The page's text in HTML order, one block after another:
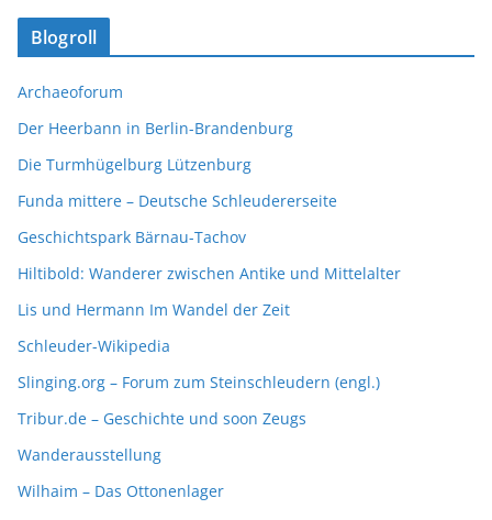
Blogroll
Archaeoforum
Der Heerbann in Berlin-Brandenburg
Die Turmhügelburg Lützenburg
Funda mittere – Deutsche Schleudererseite
Geschichtspark Bärnau-Tachov
Hiltibold: Wanderer zwischen Antike und Mittelalter
Lis und Hermann Im Wandel der Zeit
Schleuder-Wikipedia
Slinging.org – Forum zum Steinschleudern (engl.)
Tribur.de – Geschichte und soon Zeugs
Wanderausstellung
Wilhaim – Das Ottonenlager